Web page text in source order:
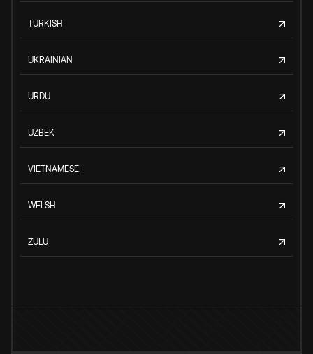
TURKISH
UKRAINIAN
URDU
UZBEK
VIETNAMESE
WELSH
ZULU